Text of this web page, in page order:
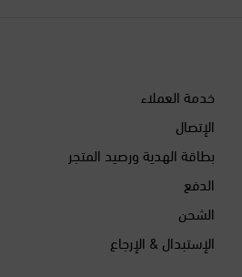
خدمة العملاء
الإتصال
بطاقة الهدية ورصيد المتجر
الدفع
الشحن
الإستبدال & الإرجاع